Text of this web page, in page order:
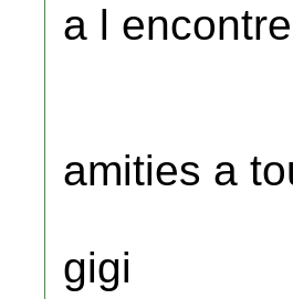
a l
amities a
gigi